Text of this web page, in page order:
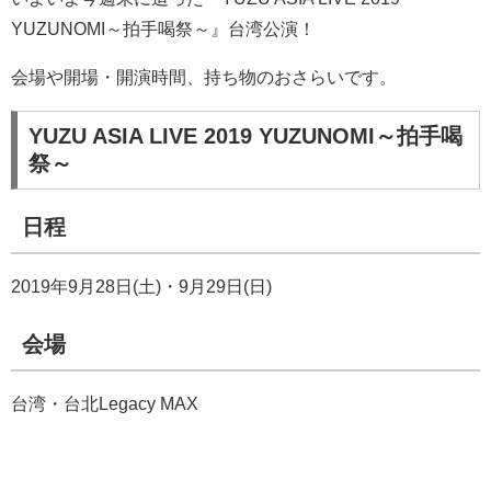
YUZUNOMI～拍手喝祭～』台湾公演！
会場や開場・開演時間、持ち物のおさらいです。
YUZU ASIA LIVE 2019 YUZUNOMI～拍手喝
祭～
日程
2019年9月28日(土)・9月29日(日)
会場
台湾・台北Legacy MAX